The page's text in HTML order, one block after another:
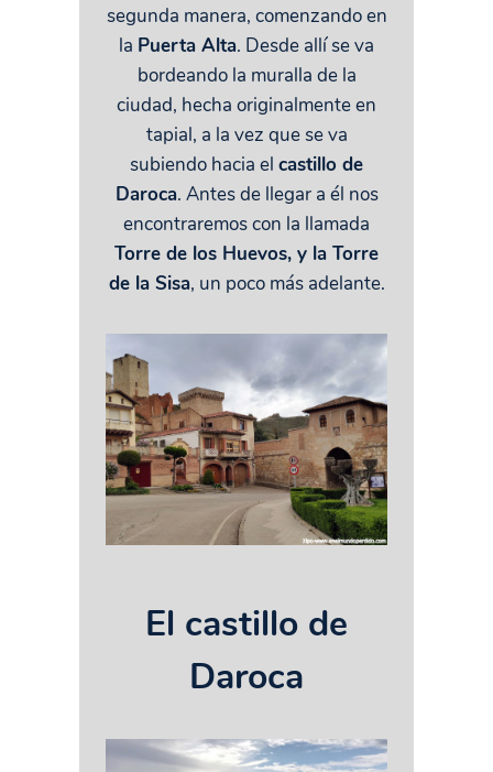
segunda manera, comenzando en
la Puerta Alta. Desde allí se va
bordeando la muralla de la
ciudad, hecha originalmente en
tapial, a la vez que se va
subiendo hacia el castillo de
Daroca. Antes de llegar a él nos
encontraremos con la llamada
Torre de los Huevos, y la Torre
de la Sisa, un poco más adelante.
El castillo de
Daroca